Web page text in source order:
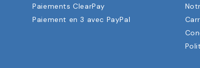
Paiements ClearPay
Paiement en 3 avec PayPal